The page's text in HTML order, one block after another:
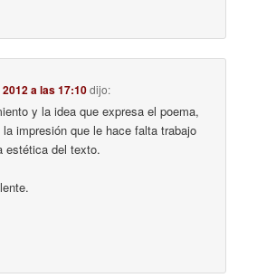
a las 17:10dijo:
y la idea que expresa el poema,
impresión que le hace falta trabajo
estética del texto.